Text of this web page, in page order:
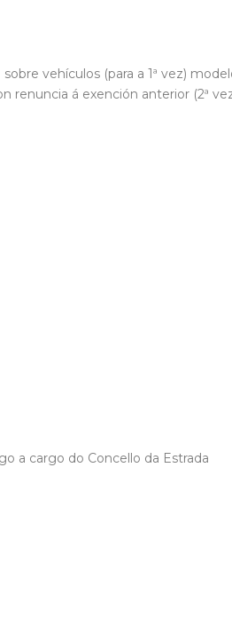
vehículos (para a 1ª vez)
renuncia á exención anterior (2ª
a cargo do Concello da Estrada